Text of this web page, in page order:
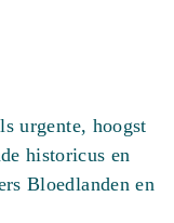
urgente, hoogst
historicus en
Bloedlanden en